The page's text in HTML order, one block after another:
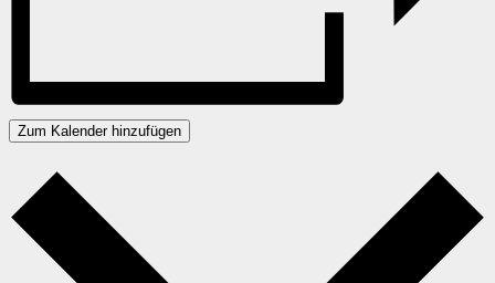
Zum Kalender hinzufügen